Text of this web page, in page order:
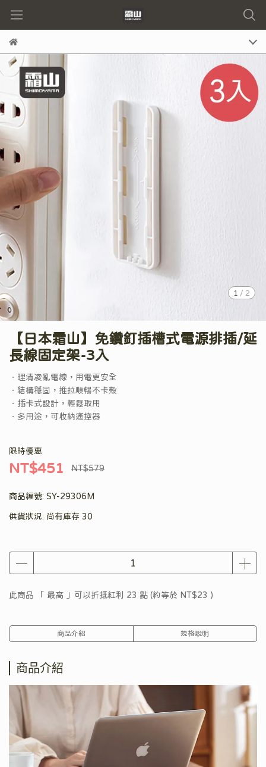
1 / 2
【日本霜山】免鑽釘插槽式電源排插/延
長線固定架-3入
．理清凌亂電線，用電更安全
．結構穩固，推拉順暢不卡殼
．插卡式設計，輕鬆取用
．多用途，可收納遙控器
限時優惠
NT$451 NT$579
商品編號: SY-29306M
供貨狀況: 尚有庫存 30
此商品 「 最高 」可以折抵紅利 23 點 (約等於 NT$23 )
商品介紹 規格說明
商品介紹